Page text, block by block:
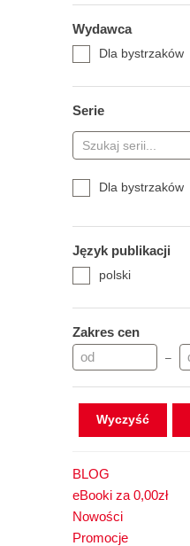
Wydawca
Dla bystrzaków
Serie
Dla bystrzaków
Język publikacji
polski
Zakres cen
–
Wyczyść
BLOG
eBooki za 0,00zł
Nowości
Promocje